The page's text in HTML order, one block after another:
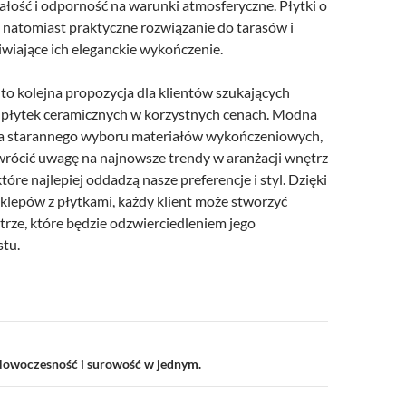
i odporność na warunki atmosferyczne. Płytki o
praktyczne rozwiązanie do tarasów i
ich eleganckie wykończenie.
kolejna propozycja dla klientów szukających
ceramicznych w korzystnych cenach. Modna
starannego wyboru materiałów wykończeniowych,
uwagę na najnowsze trendy w aranżacji wnętrz
najlepiej oddadzą nasze preferencje i styl. Dzięki
z płytkami, każdy klient może stworzyć
które będzie odzwierciedleniem jego
i surowość w jednym.